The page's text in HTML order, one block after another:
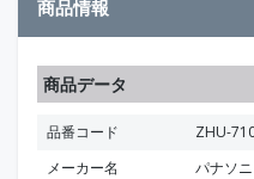
商品情報
商品データ
品番コード
ZHU-
メーカー名
パナソ